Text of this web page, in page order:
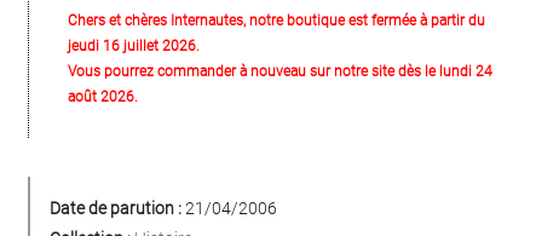
Chers et chères Internautes, notre boutique est fermée à partir du
jeudi 16 juillet 2026.
Vous pourrez commander à nouveau sur notre site dès le lundi 24
août 2026.
Date de parution :21/04/2006